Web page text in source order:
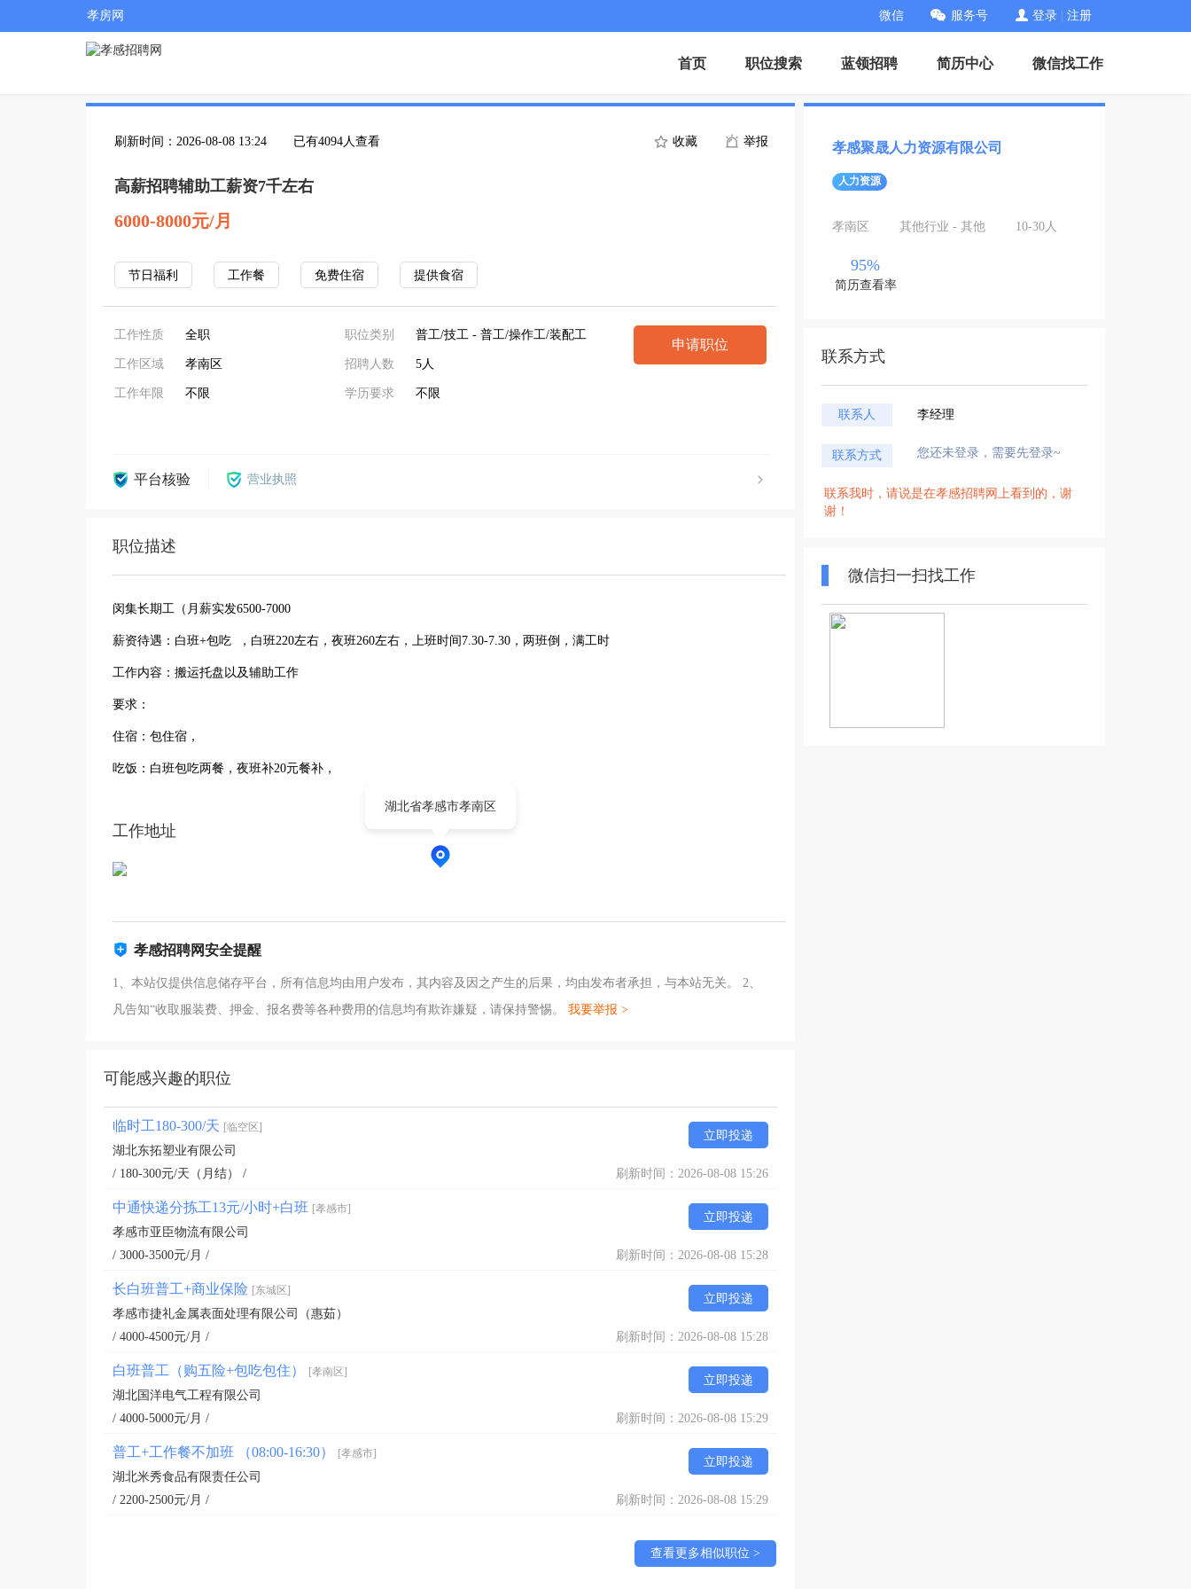
孝房网 微信 服务号 登录 注册
首页 职位搜索 蓝领招聘 简历中心 微信找工作
刷新时间：2026-08-08 13:24 已有4094人查看 收藏 举报
高薪招聘辅助工薪资7千左右
6000-8000元/月
节日福利 工作餐 免费住宿 提供食宿
工作性质 全职
工作区域 孝南区
工作年限 不限
职位类别 普工/技工 - 普工/操作工/装配工
招聘人数 5人
学历要求 不限
申请职位
平台核验 营业执照
职位描述
闵集长期工（月薪实发6500-7000
薪资待遇：白班+包吃 ，白班220左右，夜班260左右，上班时间7.30-7.30，两班倒，满工时
工作内容：搬运托盘以及辅助工作
要求：
住宿：包住宿，
吃饭：白班包吃两餐，夜班补20元餐补，
工作地址
湖北省孝感市孝南区
孝感招聘网安全提醒
1、本站仅提供信息储存平台，所有信息均由用户发布，其内容及因之产生的后果，均由发布者承担，与本站无关。 2、
凡告知“收取服装费、押金、报名费等各种费用的信息均有欺诈嫌疑，请保持警惕。 我要举报 >
可能感兴趣的职位
临时工180-300/天 [临空区]
立即投递
湖北东拓塑业有限公司
/ 180-300元/天（月结） /
刷新时间：2026-08-08 15:26
中通快递分拣工13元/小时+白班 [孝感市]
立即投递
孝感市亚臣物流有限公司
/ 3000-3500元/月 /
刷新时间：2026-08-08 15:28
长白班普工+商业保险 [东城区]
立即投递
孝感市捷礼金属表面处理有限公司（惠茹）
/ 4000-4500元/月 /
刷新时间：2026-08-08 15:28
白班普工（购五险+包吃包住） [孝南区]
立即投递
湖北国洋电气工程有限公司
/ 4000-5000元/月 /
刷新时间：2026-08-08 15:29
普工+工作餐不加班 （08:00-16:30） [孝感市]
立即投递
湖北米秀食品有限责任公司
/ 2200-2500元/月 /
刷新时间：2026-08-08 15:29
查看更多相似职位 >
孝感聚晟人力资源有限公司
人力资源
孝南区 其他行业 - 其他 10-30人
95%
简历查看率
联系方式
联系人 李经理
联系方式 您还未登录，需要先登录~
联系我时，请说是在孝感招聘网上看到的，谢
谢！
微信扫一扫找工作